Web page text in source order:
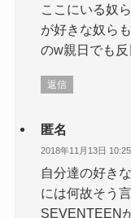
ここにいる奴
が好きな奴ら
のw親日でも
返信
匿名
2018年11月13日
自分達の好き
には何故そう
SEVENTEEN